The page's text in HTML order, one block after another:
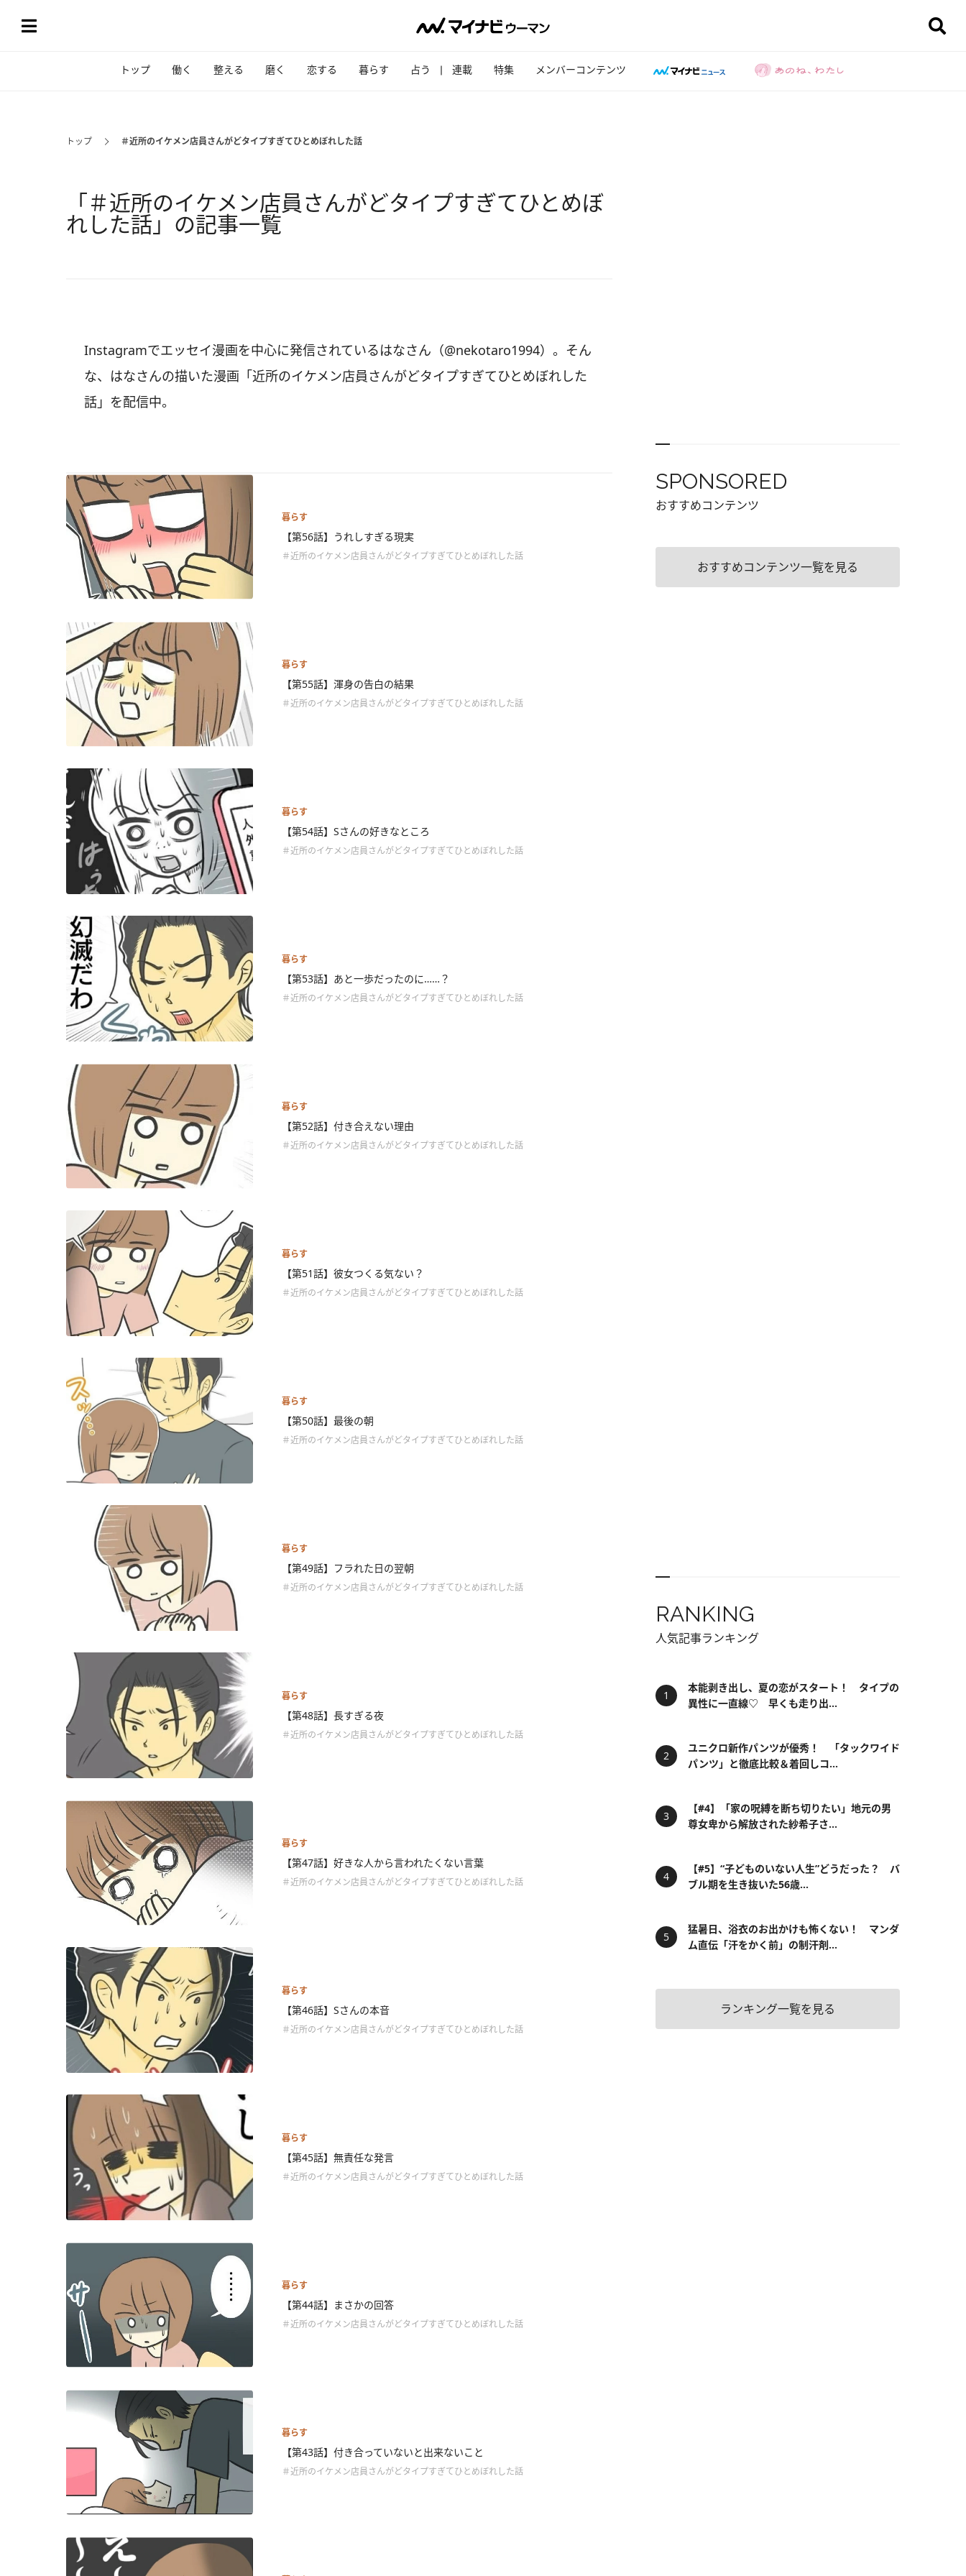
トップ 働く 整える 磨く 恋する 暮らす 占う 連載 特集 メンバーコンテンツ
トップ ＃近所のイケメン店員さんがどタイプすぎてひとめぼれした話
「＃近所のイケメン店員さんがどタイプすぎてひとめぼ
れした話」の記事一覧
Instagramでエッセイ漫画を中心に発信されているはなさん（@nekotaro1994）。そん
な、はなさんの描いた漫画「近所のイケメン店員さんがどタイプすぎてひとめぼれした
話」を配信中。
暮らす
【第56話】うれしすぎる現実
＃近所のイケメン店員さんがどタイプすぎてひとめぼれした話
暮らす
【第55話】渾身の告白の結果
＃近所のイケメン店員さんがどタイプすぎてひとめぼれした話
暮らす
【第54話】Sさんの好きなところ
＃近所のイケメン店員さんがどタイプすぎてひとめぼれした話
暮らす
【第53話】あと一歩だったのに……？
＃近所のイケメン店員さんがどタイプすぎてひとめぼれした話
暮らす
【第52話】付き合えない理由
＃近所のイケメン店員さんがどタイプすぎてひとめぼれした話
暮らす
【第51話】彼女つくる気ない？
＃近所のイケメン店員さんがどタイプすぎてひとめぼれした話
暮らす
【第50話】最後の朝
＃近所のイケメン店員さんがどタイプすぎてひとめぼれした話
暮らす
【第49話】フラれた日の翌朝
＃近所のイケメン店員さんがどタイプすぎてひとめぼれした話
暮らす
【第48話】長すぎる夜
＃近所のイケメン店員さんがどタイプすぎてひとめぼれした話
暮らす
【第47話】好きな人から言われたくない言葉
＃近所のイケメン店員さんがどタイプすぎてひとめぼれした話
暮らす
【第46話】Sさんの本音
＃近所のイケメン店員さんがどタイプすぎてひとめぼれした話
暮らす
【第45話】無責任な発言
＃近所のイケメン店員さんがどタイプすぎてひとめぼれした話
暮らす
【第44話】まさかの回答
＃近所のイケメン店員さんがどタイプすぎてひとめぼれした話
暮らす
【第43話】付き合っていないと出来ないこと
＃近所のイケメン店員さんがどタイプすぎてひとめぼれした話
SPONSORED
おすすめコンテンツ
おすすめコンテンツ一覧を見る
RANKING
人気記事ランキング
本能剥き出し、夏の恋がスタート！ タイプの
異性に一直線♡ 早くも走り出...
ユニクロ新作パンツが優秀！ 「タックワイド
パンツ」と徹底比較＆着回しコ...
【#4】「家の呪縛を断ち切りたい」地元の男
尊女卑から解放された紗希子さ...
【#5】“子どものいない人生”どうだった？ バ
ブル期を生き抜いた56歳...
猛暑日、浴衣のお出かけも怖くない！ マンダ
ム直伝「汗をかく前」の制汗剤...
ランキング一覧を見る